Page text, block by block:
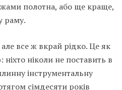
полотна, або ще краще,
раму.
все ж вкрай рідко. Це як
ніколи не поставить в
інструментальну
сімдесяти років